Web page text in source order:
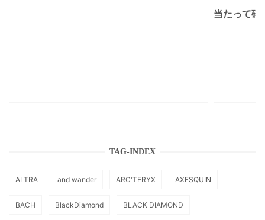
当たって砕
TAG-INDEX
ALTRA and wander ARC'TERYX AXESQUIN
BACH BlackDiamond BLACK DIAMOND